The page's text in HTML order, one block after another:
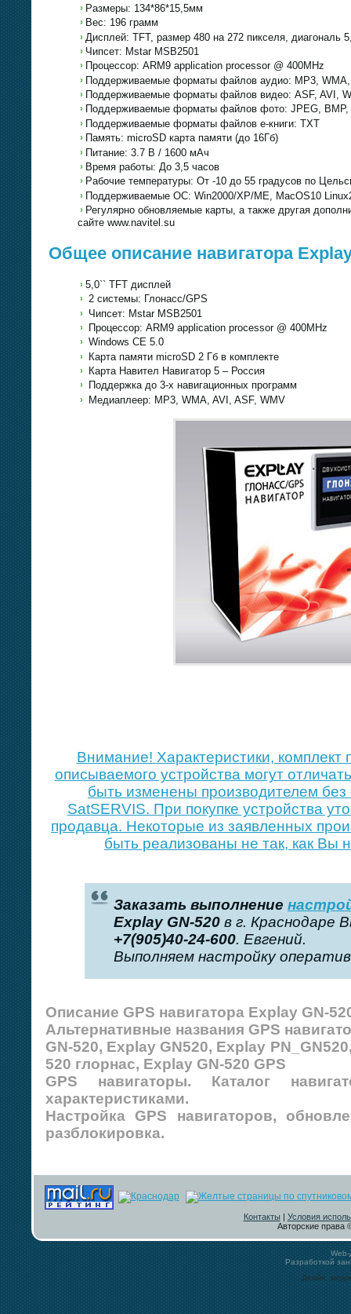
Размеры: 134*86*15,5мм
Вес: 196 грамм
Дисплей: TFT, размер 480 на 272 пикселя, диагональ
Чипсет: Mstar MSB2501
Процессор: ARM9 application processor @ 400MHz
Поддерживаемые форматы файлов аудио: MP3, WMA,
Поддерживаемые форматы файлов видео: ASF, AVI,
Поддерживаемые форматы файлов фото: JPEG, BMP,
Поддерживаемые форматы файлов е-книги: TXT
Память: microSD карта памяти (до 16Гб)
Питание: 3.7 В / 1600 мАч
Время работы: До 3,5 часов
Рабочие температуры: От -10 до 55 градусов по
Поддерживаемые ОС: Win2000/XP/ME, MacOS10
Регулярно обновляемые карты, а также другая
сайте www.navitel.su
Общее описание навигатора
5,0`` TFT дисплей
2 системы: Глонасс/GPS
Чипсет: Mstar MSB2501
Процессор: ARM9 application processor @ 400MHz
Windows CE 5.0
Карта памяти microSD 2 Гб в комплекте
Карта Навител Навигатор 5 – Россия
Поддержка до 3-х навигационных программ
Медиаплеер: MP3, WMA, AVI, ASF, WMV
Внимание! Xарактеристики, комплект
описываемого устройства могут
быть изменены производителем без
SatSERVIS. При покупке устройства
продавца. Некоторые из заявленных
быть реализованы не так, как Вы
Заказать выполнение
Explay GN-520 в г. Краснодаре
+7(905)40-24-600. Евгений.
Выполняем настройку
Описание GPS навигатора Explay GN-
Альтернативные названия GPS
GN-520, Explay GN520, Explay
520 глорнас, Explay GN-520 GPS
GPS навигаторы. Каталог
характеристиками.
Настройка GPS навигаторов,
разблокировка.
Контакты
Условия
Авторские права
Разработкой
Дизайн,